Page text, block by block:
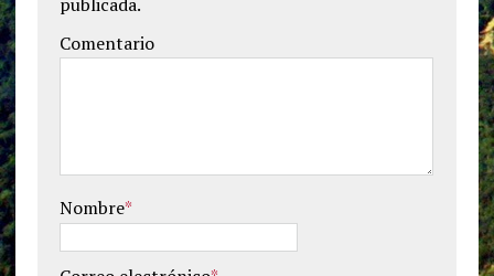
Comentario
Nombre*